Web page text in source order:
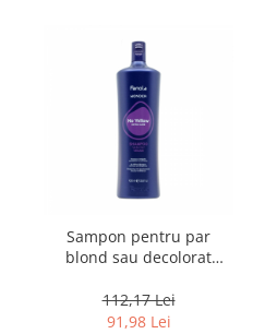
Sampon pentru par
blond sau decolorat
Yellow, 1000 ml
112,17 Lei
91,98 Lei